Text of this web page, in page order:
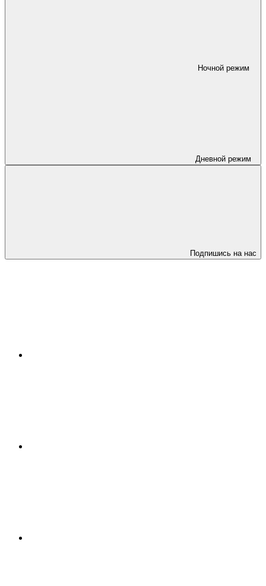
Ночной режим
Дневной режим
Подпишись на нас